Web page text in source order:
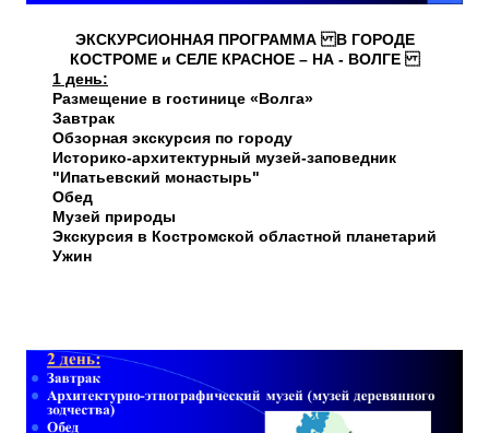
ЭКСКУРСИОННАЯ ПРОГРАММА В ГОРОДЕ
КОСТРОМЕ и СЕЛЕ КРАСНОЕ – НА - ВОЛГЕ
1 день:
Размещение в гостинице «Волга»
Завтрак
Обзорная экскурсия по городу
Историко-архитектурный музей-заповедник
"Ипатьевский монастырь"
Обед
Музей природы
Экскурсия в Костромской областной планетарий
Ужин